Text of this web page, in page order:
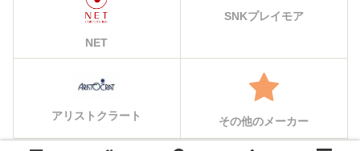
NET
SNKプレイモア
アリストクラート その他のメーカー